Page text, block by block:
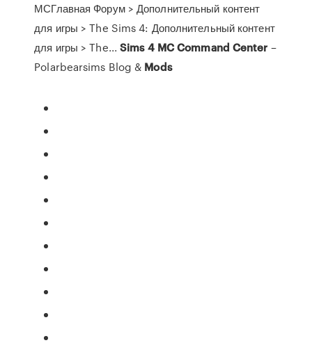
МСГлавная Форум > Дополнительный контент
для игры > The Sims 4: Дополнительный контент
для игры > The...Sims 4 MCCommand Center –
Polarbearsims Blog & Mods